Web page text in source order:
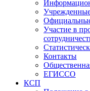
Участие в
Контакты
ЕГИССО
КСП